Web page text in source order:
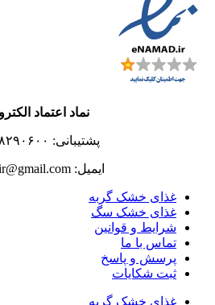
نماد اعتماد
پشتیبانی: ۰۹۱۰۸۲۹۰۶۰۰
ایمیل: petzip.ir@gmail.com
غذای خشک گربه
غذای خشک سگ
شرایط و قوانین
تماس با ما
پرسش و پاسخ
ثبت شکایات
غذای خشک گربه